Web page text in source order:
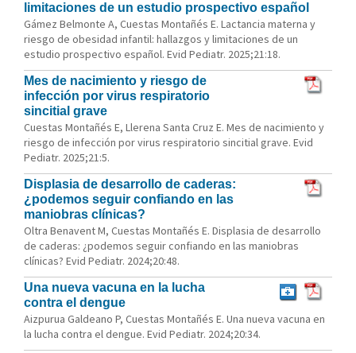
limitaciones de un estudio prospectivo español
Gámez Belmonte A, Cuestas Montañés E. Lactancia materna y
riesgo de obesidad infantil: hallazgos y limitaciones de un
estudio prospectivo español. Evid Pediatr. 2025;21:18.
Mes de nacimiento y riesgo de
infección por virus respiratorio
sincitial grave
Cuestas Montañés E, Llerena Santa Cruz E. Mes de nacimiento y
riesgo de infección por virus respiratorio sincitial grave. Evid
Pediatr. 2025;21:5.
Displasia de desarrollo de caderas:
¿podemos seguir confiando en las
maniobras clínicas?
Oltra Benavent M, Cuestas Montañés E. Displasia de desarrollo
de caderas: ¿podemos seguir confiando en las maniobras
clínicas? Evid Pediatr. 2024;20:48.
Una nueva vacuna en la lucha
contra el dengue
Aizpurua Galdeano P, Cuestas Montañés E. Una nueva vacuna en
la lucha contra el dengue. Evid Pediatr. 2024;20:34.